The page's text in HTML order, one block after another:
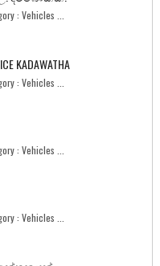
: Vehicles ...
KADAWATHA
: Vehicles ...
: Vehicles ...
: Vehicles ...